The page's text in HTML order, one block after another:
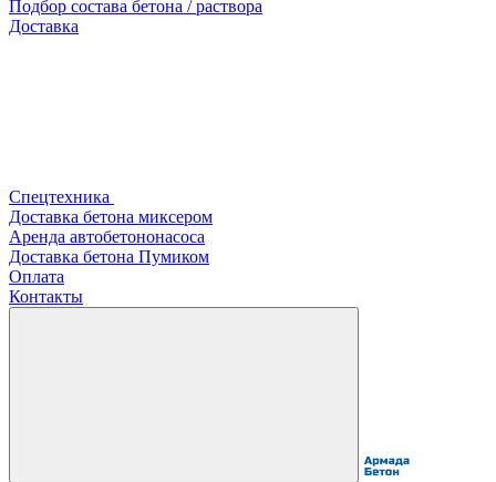
Подбор состава бетона / раствора
Доставка
Спецтехника
Доставка бетона миксером
Аренда автобетононасоса
Доставка бетона Пумиком
Оплата
Контакты